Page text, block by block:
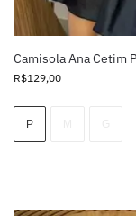
Camisola Ana Cetim
R$129,00
P